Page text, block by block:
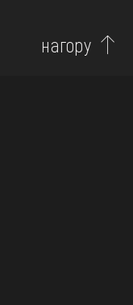
нагору